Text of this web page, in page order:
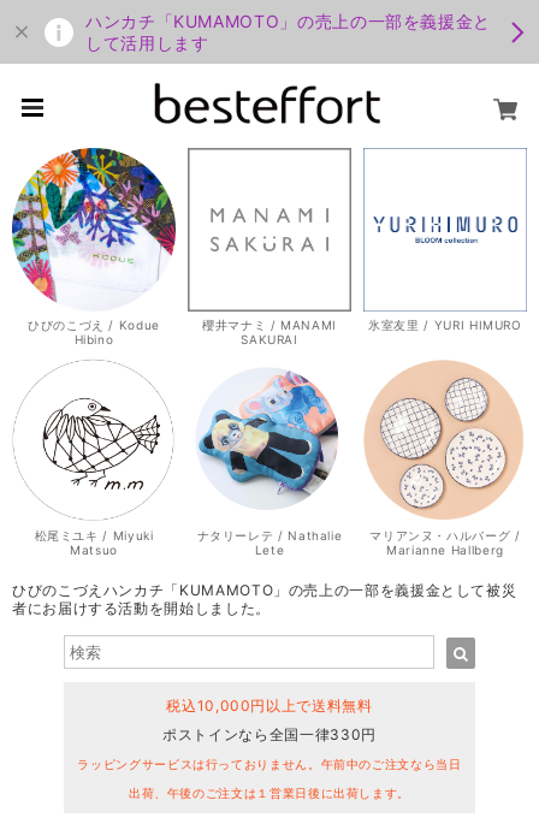
ハンカチ「KUMAMOTO」の売上の一部を義援金と
して活用します
ひびのこづえ / Kodue
Hibino
櫻井マナミ / MANAMI
SAKURAI
氷室友里 / YURI HIMURO
松尾ミユキ / Miyuki
Matsuo
ナタリーレテ / Nathalie
Lete
マリアンヌ・ハルバーグ /
Marianne Hallberg
ひびのこづえハンカチ「KUMAMOTO」の売上の一部を義援金として被災
者にお届けする活動を開始しました。
税込10,000円以上で送料無料
ポストインなら全国一律330円
ラッピングサービスは行っておりません。午前中のご注文なら当日
出荷、午後のご注文は１営業日後に出荷します。